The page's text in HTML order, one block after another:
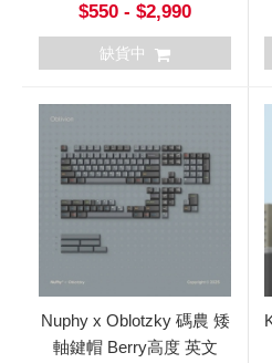
$550 - $2,990
缺貨中
Nuphy x Oblotzky 碼農 矮
軸鍵帽 Berry高度 英文